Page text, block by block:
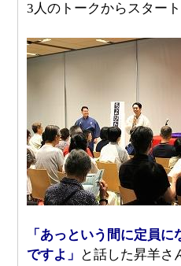
3人のトークからスター
「あっという間に定員
ですよ」
と話した昇羊さ